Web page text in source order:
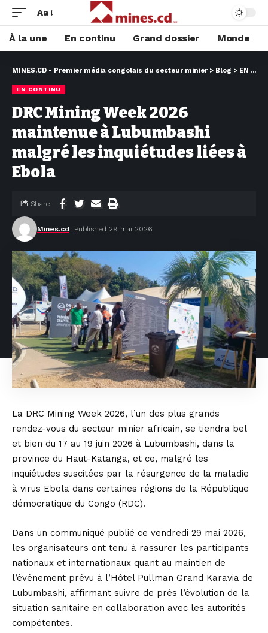
Aa
À la une En continu Grand dossier Monde
MINES.CD - Premier média congolais du secteur minier > Blog > EN CONTINU
EN CONTINU
DRC Mining Week 2026
maintenue à Lubumbashi
malgré les inquiétudes liées à
Ebola
Mines.cd Published 29 mai 2026
Share
La DRC Mining Week 2026, l’un des plus grands
rendez-vous du secteur minier africain, se tiendra bel
et bien du 17 au 19 juin 2026 à Lubumbashi, dans la
province du Haut-Katanga, et ce, malgré les
inquiétudes suscitées par la résurgence de la maladie
à virus Ebola dans certaines régions de la République
démocratique du Congo (RDC).
Dans un communiqué publié ce vendredi 29 mai 2026,
les organisateurs ont tenu à rassurer les participants
nationaux et internationaux quant au maintien de
l’événement prévu à l’Hôtel Pullman Grand Karavia de
Lubumbashi, affirmant suivre de près l’évolution de la
situation sanitaire en collaboration avec les autorités
compétentes.